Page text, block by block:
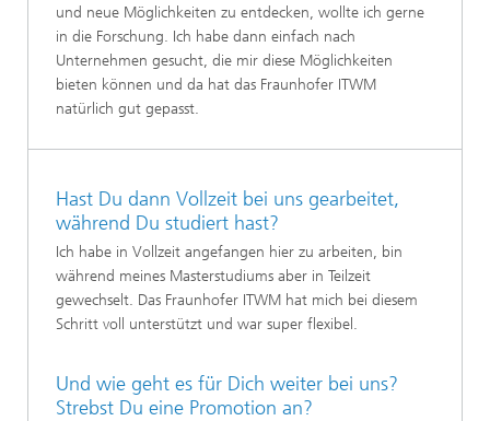
und neue Möglichkeiten zu entdecken, wollte ich gerne
in die Forschung. Ich habe dann einfach nach
Unternehmen gesucht, die mir diese Möglichkeiten
bieten können und da hat das Fraunhofer ITWM
natürlich gut gepasst.
Hast Du dann Vollzeit bei uns gearbeitet,
während Du studiert hast?
Ich habe in Vollzeit angefangen hier zu arbeiten, bin
während meines Masterstudiums aber in Teilzeit
gewechselt. Das Fraunhofer ITWM hat mich bei diesem
Schritt voll unterstützt und war super flexibel.
Und wie geht es für Dich weiter bei uns?
Strebst Du eine Promotion an?